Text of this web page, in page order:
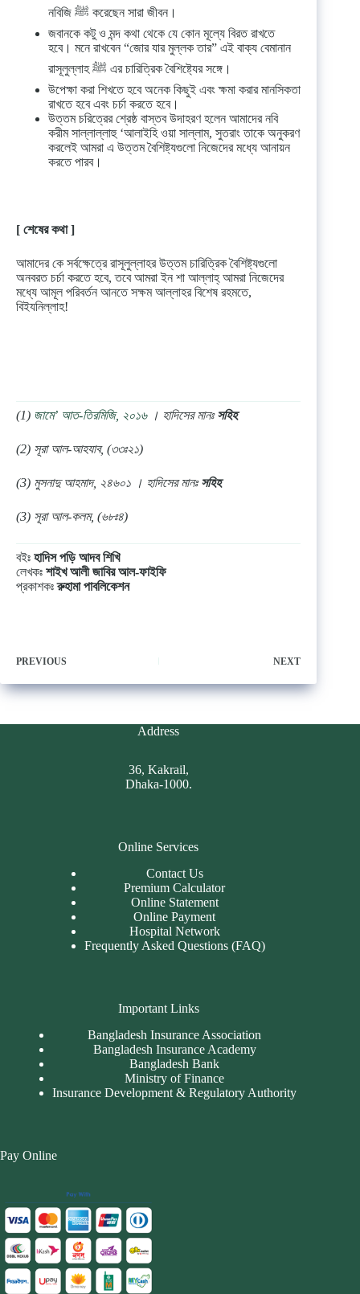
নবিজি ﷺ করেছেন সারা জীবন।
জবানকে কটু ও মন্দ কথা থেকে যে কোন মূল্যে বিরত রাখতে
হবে। মনে রাখবেন “জোর যার মুল্লক তার” এই বাক্য বেমানান
রাসূলুল্লাহ ﷺ এর চারিত্রিক বৈশিষ্ট্যের সঙ্গে।
উপেক্ষা করা শিখতে হবে অনেক কিছুই এবং ক্ষমা করার মানসিকতা
রাখতে হবে এবং চর্চা করতে হবে।
উত্তম চরিত্রের শ্রেষ্ঠ বাস্তব উদাহরণ হলেন আমাদের নবি
করীম সাল্লাল্লাহু ‘আলাইহি ওয়া সাল্লাম, সুতরাং তাকে অনুকরণ
করলেই আমরা এ উত্তম বৈশিষ্ট্যগুলো নিজেদের মধ্যে আনায়ন
করতে পারব।
[ শেষের কথা ]
আমাদের কে সর্বক্ষেত্রে রাসূলুল্লাহর উত্তম চারিত্রিক বৈশিষ্ট্যগুলো
অনবরত চর্চা করতে হবে, তবে আমরা ইন শা আল্লাহ্‌ আমরা নিজেদের
মধ্যে আমূল পরিবর্তন আনতে সক্ষম আল্লাহর বিশেষ রহমতে,
বিইযনিল্লাহ!
(1) জামে’ আত-তিরমিজি, ২০১৬। হাদিসের মানঃসহিহ
(2) সূরা আল-আহযাব, (৩৩ঃ২১)
(3) মুসনাদু আহমাদ, ২৪৬০১ । হাদিসের মানঃসহিহ
(3) সূরা আল-কলম, (৬৮ঃ৪)
বইঃ হাদিস পড়ি আদব শিখি
লেখকঃ শাইখ আলী জাবির আল-ফাইফি
প্রকাশকঃরুহামা পাবলিকেশন
PREVIOUS NEXT
Address
36, Kakrail,
Dhaka-1000.
Online Services
Contact Us
Premium Calculator
Online Statement
Online Payment
Hospital Network
Frequently Asked Questions (FAQ)
Important Links
Bangladesh Insurance Association
Bangladesh Insurance Academy
Bangladesh Bank
Ministry of Finance
Insurance Development & Regulatory Authority
Pay Online